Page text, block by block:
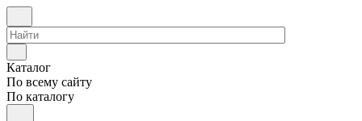
Каталог
По всему сайту
По каталогу